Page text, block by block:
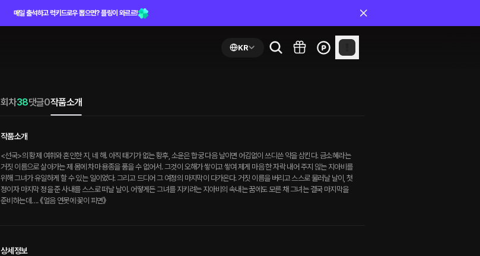
매일 출석하고 럭키드로우 뽑으면? 플링이 와르르!
KR
회차38댓글0작품소개
작품소개
<선국>의 황제 여휘와 혼인한 지, 네 해. 아직 태기가 없는 황후, 소윤은 합궁 다음 날이면 어김없이 쓰디쓴 약을 삼킨다. 금소혜라는
거짓 이름으로 살아가는 제 몸에 차마 용종을 품을 수 없어서. 그것이 오해가 쌓이고 쌓여 제게 마음 한 자락 내어 주지 않는 지아비를
위해 그녀가 유일하게 할 수 있는 일이었다. 그리고 드디어 그 여정의 마지막이 다가온다. 거짓 이름을 버리고 스스로 물러날 날이, 첫
정이자 마지막 정을 준 사내를 스스로 떠날 날이. 어떻게든 그녀를 지키려는 지아비의 속내는 꿈에도 모른 채 그녀는 결국 마지막을
준비하는데…. 《얼음 연못에 꽃이 피면》
상세정보